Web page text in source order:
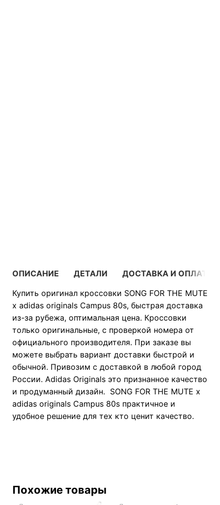
ОПИСАНИЕ ДЕТАЛИ
ДОСТАВКА И ОПЛАТА
Купить оригинал кроссовки SONG FOR THE MUTE
x adidas originals Campus 80s, быстрая доставка
из-за рубежа, оптимальная цена. Кроссовки
только оригинальные, с проверкой номера от
официального производителя. При заказе вы
можете выбрать вариант доставки быстрой и
обычной. Привозим с доставкой в любой город
России. Adidas Originals это признанное качество
и продуманный дизайн. SONG FOR THE MUTE x
adidas originals Campus 80s практичное и
удобное решение для тех кто ценит качество.
Похожие товары